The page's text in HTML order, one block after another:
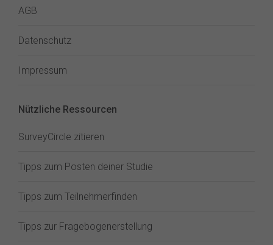
AGB
Datenschutz
Impressum
Nützliche Ressourcen
SurveyCircle zitieren
Tipps zum Posten deiner Studie
Tipps zum Teilnehmerfinden
Tipps zur Fragebogenerstellung